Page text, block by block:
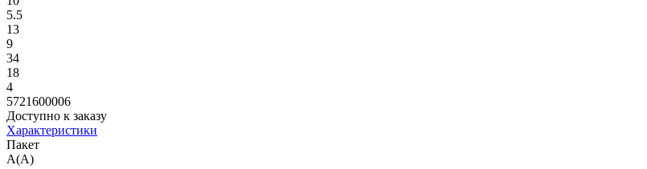
5.5
13
9
34
18
4
5721600006
Доступно к заказу
Характеристики
Пакет
A(A)